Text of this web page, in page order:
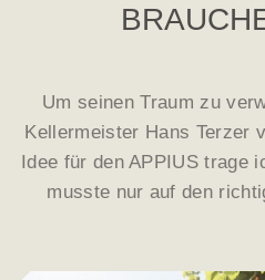
Um seinen Traum zu
Kellermeister Hans Terzer
Idee für den APPIUS trage
musste nur auf den